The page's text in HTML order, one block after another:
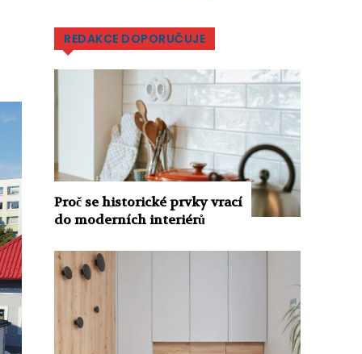
REDAKCE DOPORUČUJE
Proč se historické prvky vrací
do moderních interiérů